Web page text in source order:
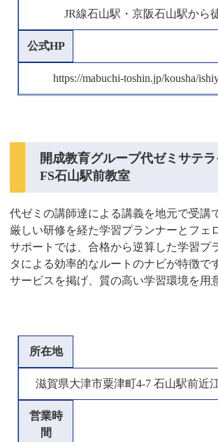
JR線石山駅・京阪石山駅から
公式HP
https://mabuchi-toshin.jp/kousha/
開成教育グループ代ゼミサテ
FS石山駅前教室
代ゼミの講師達による講義を地元で受講
厳しい研修を経た学習プランナーとフェ
サポートでは、合格から逆算した学習プ
タによる効率的なルートのナビが特徴で
サービスを掲げ、質の高い学習環境を用
所在地
滋賀県大津市粟津町4-7 石山駅前近
営業時
間